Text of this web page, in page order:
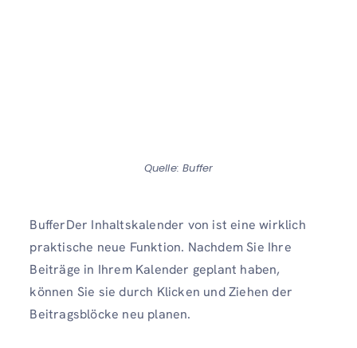
Quelle: Buffer
BufferDer Inhaltskalender von ist eine wirklich
praktische neue Funktion. Nachdem Sie Ihre
Beiträge in Ihrem Kalender geplant haben,
können Sie sie durch Klicken und Ziehen der
Beitragsblöcke neu planen.